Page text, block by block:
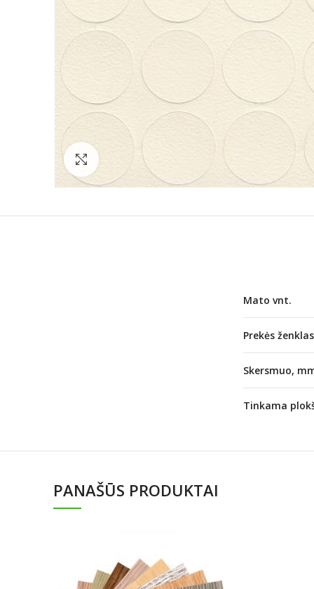
Norėdami padidinti spauskite čia
Mato vnt.
Prekės ženklas
Skersmuo,
Tinkama
PANAŠŪS PRODUKTAI